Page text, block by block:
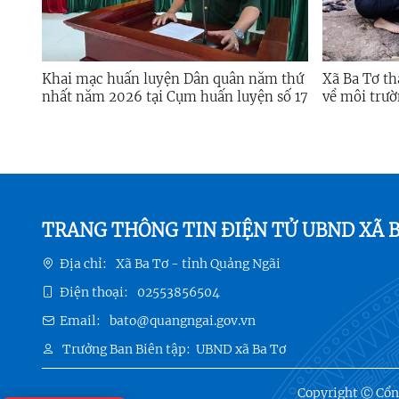
Khai mạc huấn luyện Dân quân năm thứ
nhất năm 2026 tại Cụm huấn luyện số 17
Xã Ba Tơ
về môi
TRANG THÔNG TIN ĐIỆN TỬ UBND XÃ
Địa chỉ:
Xã Ba Tơ - tỉnh Quảng Ngãi
Điện thoại:
02553856504
Email:
bato@quangngai.gov.vn
Trưởng Ban Biên tập: UBND xã Ba Tơ
Copyright Ⓒ